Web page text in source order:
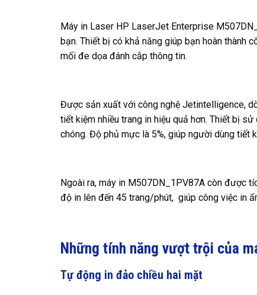
Máy in Laser HP LaserJet Enterprise
bạn. Thiết bị có khả năng giúp bạn hoàn thành
mối đe dọa đánh cắp thông tin.
Được sản xuất với công nghệ Jetintelligence,
tiết kiệm nhiều trang in hiệu quả hơn. Thiết bị
chóng. Độ phủ mực là 5%, giúp người dùng tiết
Ngoài ra, máy in M507DN_1PV87A còn được
độ in lên đến 45 trang/phút, giúp công việc in
Những tính năng vượt trội của
Tự động in đảo chiều hai mặt